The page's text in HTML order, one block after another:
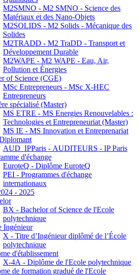
M2SMNO - M2 SMNO - Science des
Matériaux et des Nano-Objets
M2SOLIDS - M2 Solids - Mécanique des
Solides
M2TRADD - M2 TraDD - Transport et
Développement Durable
M2WAPE - M2 WAPE - Eau, Air,
Pollution et Énergies
of Science (CGE)
MSc Entrepreneurs - MSc X-HEC
Entrepreneurs
spécialisé (Master)
MS ETRE - MS Energies Renouvelables :
Technologies et Entrepreneuriat (Master)
MS IE - MS Innovation et Entreprenariat
AUD_IPParis - AUDITEURS - IP Paris
d'échange
EuroteQ - Diplôme EuroteQ
PEI - Programmes d'échange
internationaux
- 2025
BX - Bachelor of Science de l'Ecole
polytechnique
Ingénieur
X - Titre d’Ingénieur diplômé de l’École
polytechnique
d'établissement
X-4A - Diplôme de l'Ecole polytechnique
de formation gradué de l'Ecole